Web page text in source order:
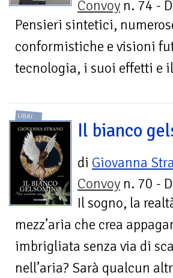
Convoy n. 74 -
Pensieri sintetici,
conformistiche e visioni
tecnologia, i suoi effetti e
LIBRI
Il bianco
di Giovanna
Convoy n. 70 -
Il sogno, la
mezz’aria che crea
imbrigliata senza via di
nell’aria? Sarà qualcun